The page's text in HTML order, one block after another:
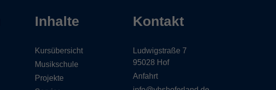
Inhalte
Kursübersicht
Musikschule
Projekte
Kontakt
Ludwigstraße 7
95028 Hof
Anfahrt